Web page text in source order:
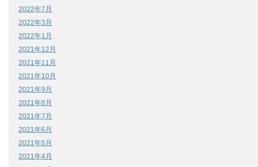
2022年7月
2022年3月
2022年1月
2021年12月
2021年11月
2021年10月
2021年9月
2021年8月
2021年7月
2021年6月
2021年5月
2021年4月